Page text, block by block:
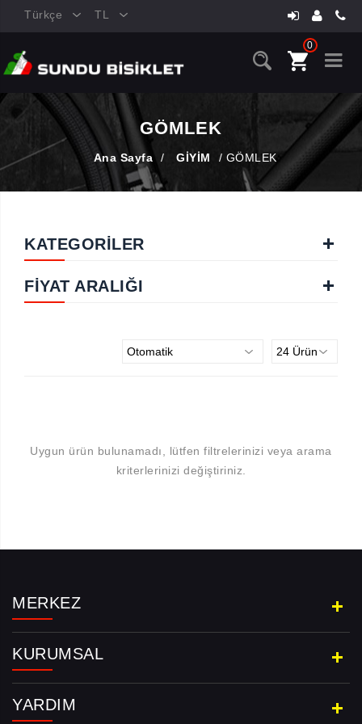
Türkçe TL
0
GÖMLEK
Ana Sayfa / GİYİM / GÖMLEK
KATEGORİLER
FIYAT ARALIĞI
Uygun ürün bulunamadı, lütfen filtrelerinizi veya arama
kriterlerinizi değiştiriniz.
MERKEZ
KURUMSAL
YARDIM